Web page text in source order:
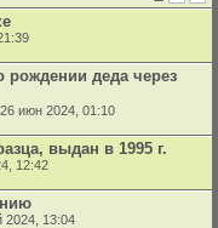
рождении деда через
26 июн 2024, 01:10
выдан в 1995 г.
12:42
2024, 13:04